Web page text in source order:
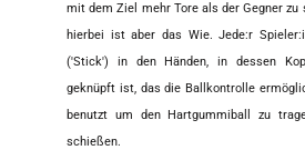
mit dem Ziel mehr Tore als der Gegner zu
hierbei ist aber das Wie. Jede:r
('Stick') in den Händen, in dessen
geknüpft ist, das die Ballkontrolle
benutzt um den Hartgummiball zu
schießen.